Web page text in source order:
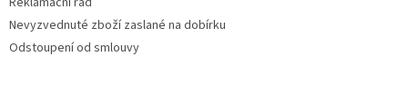
Nevyzvednuté zboží zaslané na dobírku
Odstoupení od smlouvy